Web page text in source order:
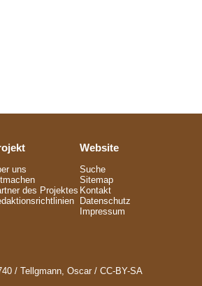
uns
des Projektes
Website
Suche
Sitemap
Kontakt
Datenschutz
Impressum
/ Tellgmann, Oscar / CC-BY-SA